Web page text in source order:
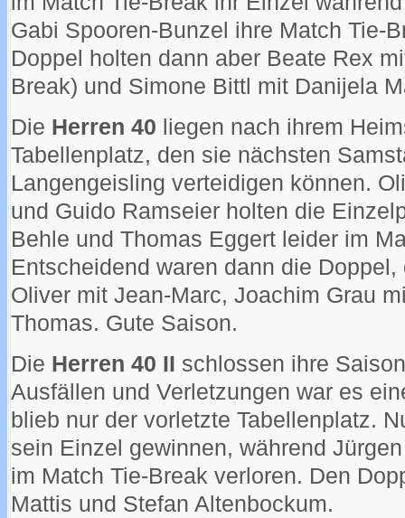
Gabi Spooren-Bunzel ihre Match Tie-
Doppel holten dann aber Beate Rex
Break) und Simone Bittl mit Danijela
Die Herren 40 liegen nach ihrem
Tabellenplatz, den sie nächsten
Langengeisling verteidigen können.
und Guido Ramseier holten die
Behle und Thomas Eggert leider im
Entscheidend waren dann die
Oliver mit Jean-Marc, Joachim Grau
Thomas. Gute Saison.
Die Herren 40 II schlossen ihre
Ausfällen und Verletzungen war es
blieb nur der vorletzte Tabellenplatz.
sein Einzel gewinnen, während
im Match Tie-Break verloren. Den
Mattis und Stefan Altenbockum.